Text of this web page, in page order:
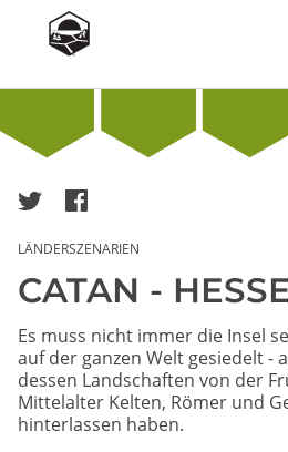
LÄNDERSZENARIEN
CATAN -
Es muss nicht immer die Insel
auf der ganzen Welt gesiedelt -
dessen Landschaften von der
Mittelalter Kelten, Römer und
hinterlassen haben.